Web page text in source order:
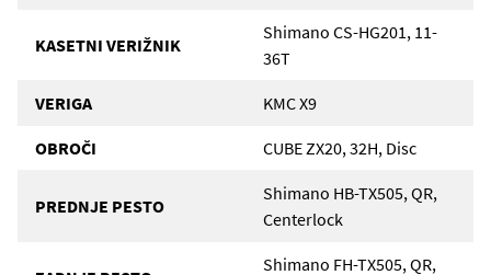
KASETNI VERIŽNIK
Shimano CS-HG201, 11-
36T
VERIGA KMC X9
OBROČI CUBE ZX20, 32H, Disc
PREDNJE PESTO
Shimano HB-TX505, QR,
Centerlock
Shimano FH-TX505, QR,